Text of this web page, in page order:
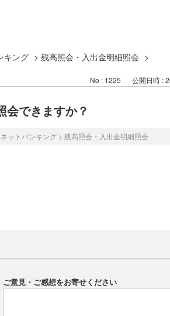
キング > 残高照会・入出金明細照会 >
No : 1225 公開日時 :
会できますか？
ットバンキング > 残高照会・入出金明細照会
ご意見・ご感想をお寄せください